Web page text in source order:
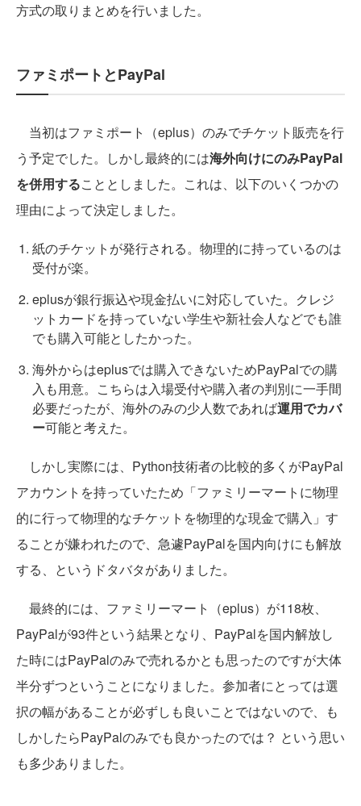
方式の取りまとめを行いました。
ファミポートとPayPal
当初はファミポート（eplus）のみでチケット販売を行
う予定でした。しかし最終的には海外向けにのみPayPal
を併用することとしました。これは、以下のいくつかの
理由によって決定しました。
紙のチケットが発行される。物理的に持っているのは
受付が楽。
eplusが銀行振込や現金払いに対応していた。クレジ
ットカードを持っていない学生や新社会人などでも誰
でも購入可能としたかった。
海外からはeplusでは購入できないためPayPalでの購
入も用意。こちらは入場受付や購入者の判別に一手間
必要だったが、海外のみの少人数であれば運用でカバ
ー可能と考えた。
しかし実際には、Python技術者の比較的多くがPayPal
アカウントを持っていたため「ファミリーマートに物理
的に行って物理的なチケットを物理的な現金で購入」す
ることが嫌われたので、急遽PayPalを国内向けにも解放
する、というドタバタがありました。
最終的には、ファミリーマート（eplus）が118枚、
PayPalが93件という結果となり、PayPalを国内解放し
た時にはPayPalのみで売れるかとも思ったのですが大体
半分ずつということになりました。参加者にとっては選
択の幅があることが必ずしも良いことではないので、も
しかしたらPayPalのみでも良かったのでは？ という思い
も多少ありました。